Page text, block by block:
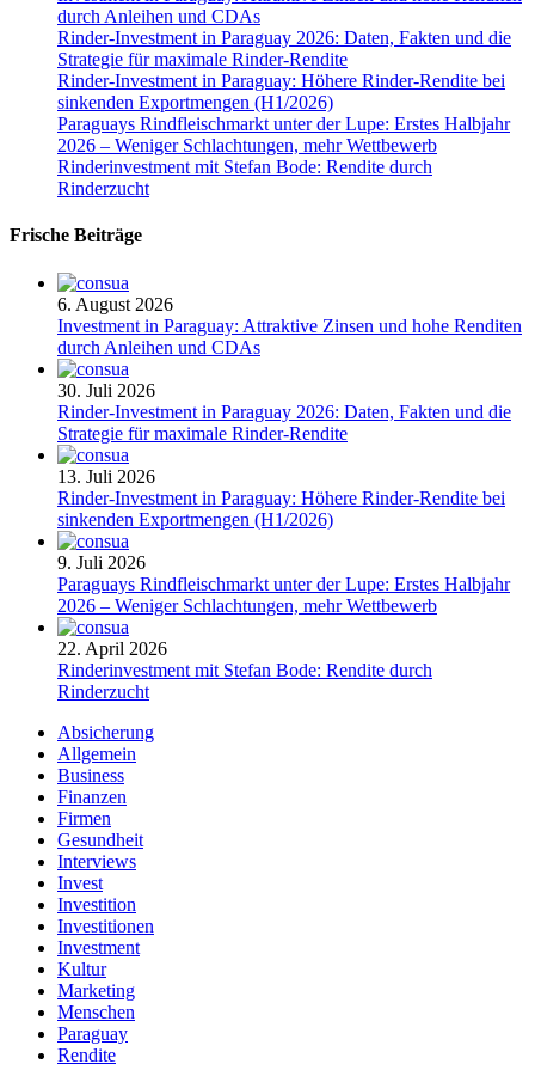
durch Anleihen und CDAs
Rinder-Investment in Paraguay 2026: Daten, Fakten und die
Strategie für maximale Rinder-Rendite
Rinder-Investment in Paraguay: Höhere Rinder-Rendite bei
sinkenden Exportmengen (H1/2026)
Paraguays Rindfleischmarkt unter der Lupe: Erstes Halbjahr
2026 – Weniger Schlachtungen, mehr Wettbewerb
Rinderinvestment mit Stefan Bode: Rendite durch
Rinderzucht
Frische Beiträge
6. August 2026
Investment in Paraguay: Attraktive Zinsen und hohe Renditen
durch Anleihen und CDAs
30. Juli 2026
Rinder-Investment in Paraguay 2026: Daten, Fakten und die
Strategie für maximale Rinder-Rendite
13. Juli 2026
Rinder-Investment in Paraguay: Höhere Rinder-Rendite bei
sinkenden Exportmengen (H1/2026)
9. Juli 2026
Paraguays Rindfleischmarkt unter der Lupe: Erstes Halbjahr
2026 – Weniger Schlachtungen, mehr Wettbewerb
22. April 2026
Rinderinvestment mit Stefan Bode: Rendite durch
Rinderzucht
Absicherung
Allgemein
Business
Finanzen
Firmen
Gesundheit
Interviews
Invest
Investition
Investitionen
Investment
Kultur
Marketing
Menschen
Paraguay
Rendite